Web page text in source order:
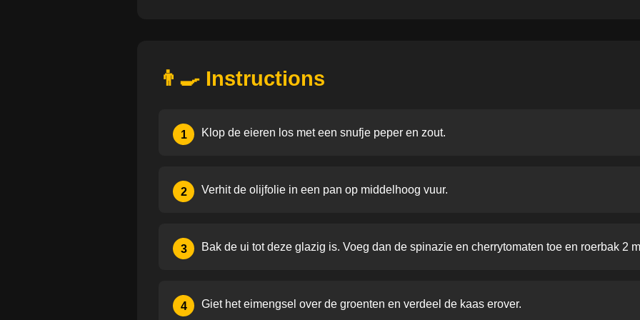
👨‍🍳 Instructions
1 Klop de eieren los met een snufje peper en zout.
2 Verhit de olijfolie in een pan op middelhoog vuur.
3 Bak de ui tot deze glazig is. Voeg dan de spinazie en cherrytomaten toe en roerbak 2
4 Giet het eimengsel over de groenten en verdeel de kaas erover.